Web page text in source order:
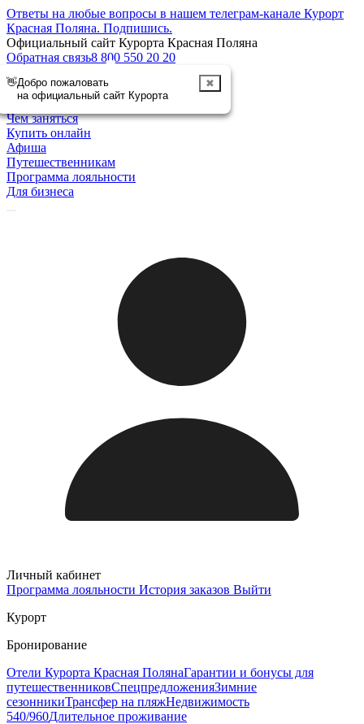
Ответы на любые вопросы в нашем телеграм-канале Курорт
Красная Поляна. Подпишись.
Официальный сайт Курорта Красная Поляна
Обратная связь8 800 550 20 20
👋Добро пожаловать
на официальный сайт Курорта
✖
Отменить
Курорт
Чем заняться
Купить онлайн
Афиша
Путешественникам
Программа лояльности
Для бизнеса
Личный кабинет
Программа лояльности История заказов Выйти
Курорт
Бронирование
Отели Курорта Красная ПолянаГарантии и бонусы для
путешественниковСпецпредложенияЗимние
сезонникиТрансфер на пляжНедвижимость
540/960Длительное проживание